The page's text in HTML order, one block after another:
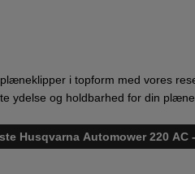
i topform med vores
ydelse og holdbarhed for din
Husqvarna Automower 220 AC